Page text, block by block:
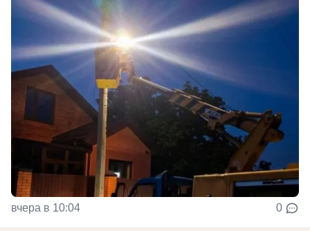
вчера в 10:04 0